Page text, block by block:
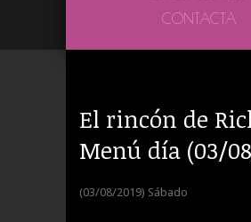
CONTACTA
El rincón de
Menú día (03/
(03/08/2019) Sábado